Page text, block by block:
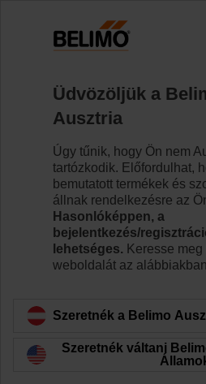
GR24A-7
Tudjon meg
Vissza a termékkategóriához
Üdvözöljük a
Ausztria
Úgy tűnik, hogy Ön nem
tartózkodik. Előfordulhat,
bemutatott termékek és
állnak rendelkezésre az
Hasonlóképpen, a
bejelentkezés/
lehetséges. Keresse
weboldalát az
Szeretnék a Belimo
Szeretnék váltani